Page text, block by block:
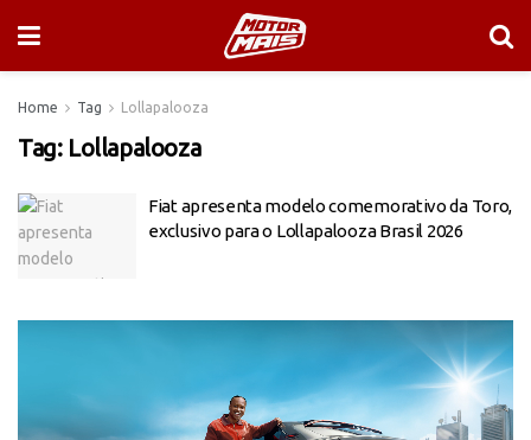
Home Tag Lollapalooza
Tag: Lollapalooza
Fiat apresenta modelo comemorativo da Toro,
exclusivo para o Lollapalooza Brasil 2026